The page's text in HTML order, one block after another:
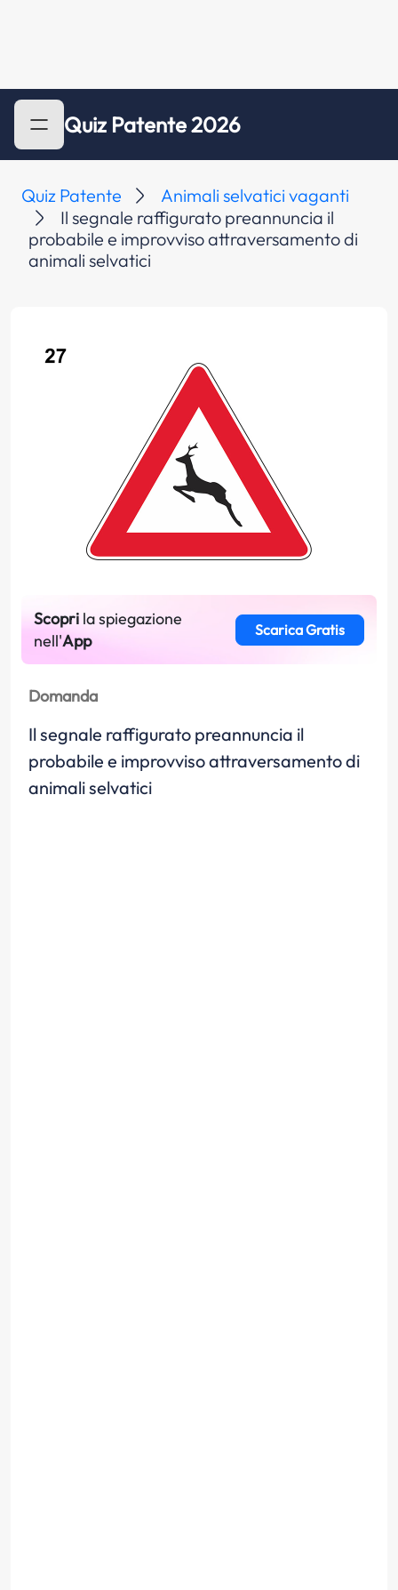
Quiz Patente 2026
Quiz Patente
Animali selvatici vaganti
Il segnale raffigurato preannuncia il
probabile e improvviso attraversamento di
animali selvatici
Scopri la spiegazione
nell'App
Scarica Gratis
Domanda
Il segnale raffigurato preannuncia il
probabile e improvviso attraversamento di
animali selvatici